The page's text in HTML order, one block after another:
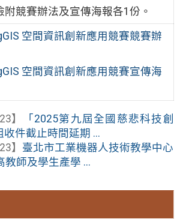
附競賽辦法及宣傳海報各1份。
空間資訊創新應用競賽競賽辦
空間資訊創新應用競賽宣傳海
】
「2025第九屆全國慈悲科技創
件截止時間延期 ...
】 臺北市工業機器人技術教學中心
教師及學生產學 ...